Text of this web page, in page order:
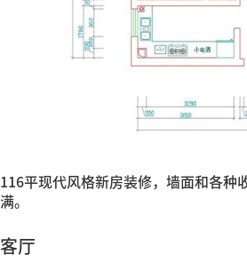
116平现代风格新房装修，墙面和各种
满。
客厅